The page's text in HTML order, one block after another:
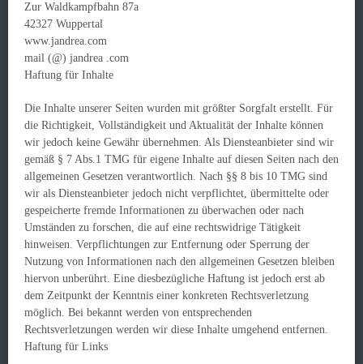
Zur Waldkampfbahn 87a
42327 Wuppertal
www.jandrea.com
mail (@) jandrea .com
Haftung für Inhalte
Die Inhalte unserer Seiten wurden mit größter Sorgfalt erstellt. Für
die Richtigkeit, Vollständigkeit und Aktualität der Inhalte können
wir jedoch keine Gewähr übernehmen. Als Diensteanbieter sind wir
gemäß § 7 Abs.1 TMG für eigene Inhalte auf diesen Seiten nach den
allgemeinen Gesetzen verantwortlich. Nach §§ 8 bis 10 TMG sind
wir als Diensteanbieter jedoch nicht verpflichtet, übermittelte oder
gespeicherte fremde Informationen zu überwachen oder nach
Umständen zu forschen, die auf eine rechtswidrige Tätigkeit
hinweisen. Verpflichtungen zur Entfernung oder Sperrung der
Nutzung von Informationen nach den allgemeinen Gesetzen bleiben
hiervon unberührt. Eine diesbezügliche Haftung ist jedoch erst ab
dem Zeitpunkt der Kenntnis einer konkreten Rechtsverletzung
möglich. Bei bekannt werden von entsprechenden
Rechtsverletzungen werden wir diese Inhalte umgehend entfernen.
Haftung für Links